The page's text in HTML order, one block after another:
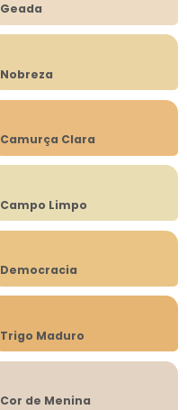
Geada
Nobreza
Camurça Clara
Campo Limpo
Democracia
Trigo Maduro
Cor de Menina